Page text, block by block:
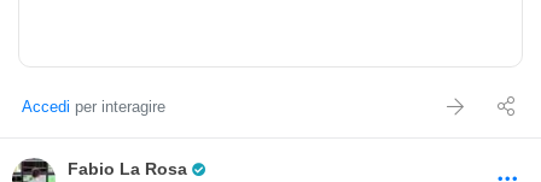
-1% e poi la sterlina con un -0.73% passando per il canadase con
-0.32%
porta al 80% short mente sale il lato long su Australia al 84% long
Accedi per interagire
Fabio La Rosa